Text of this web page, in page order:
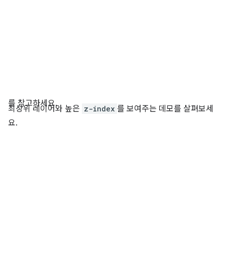
를 참고하세요.
최상위 레이어와 높은 z-index 를 보여주는 데모를 살펴보세
요.